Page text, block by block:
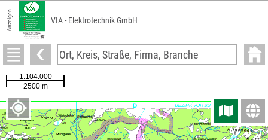
Anzeigen VIA - Elektrotechnik GmbH